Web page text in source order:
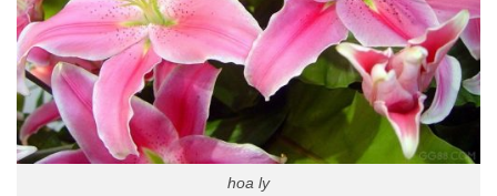
hoa ly